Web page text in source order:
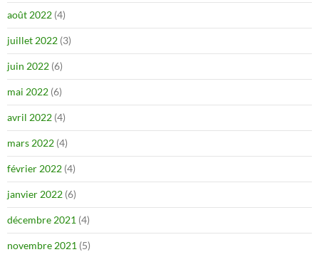
août 2022 (4)
juillet 2022 (3)
juin 2022 (6)
mai 2022 (6)
avril 2022 (4)
mars 2022 (4)
février 2022 (4)
janvier 2022 (6)
décembre 2021 (4)
novembre 2021 (5)